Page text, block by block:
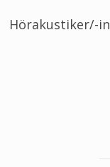
Hörakustiker/-in